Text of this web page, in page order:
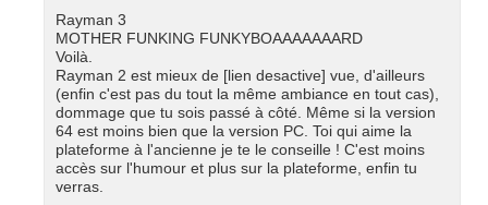
Rayman 3
MOTHER FUNKING FUNKYBOAAAAAAARD
Voilà.
Rayman 2 est mieux de [lien desactive] vue, d'ailleurs
(enfin c'est pas du tout la même ambiance en tout cas),
dommage que tu sois passé à côté. Même si la version
64 est moins bien que la version PC. Toi qui aime la
plateforme à l'ancienne je te le conseille ! C'est moins
accès sur l'humour et plus sur la plateforme, enfin tu
verras.